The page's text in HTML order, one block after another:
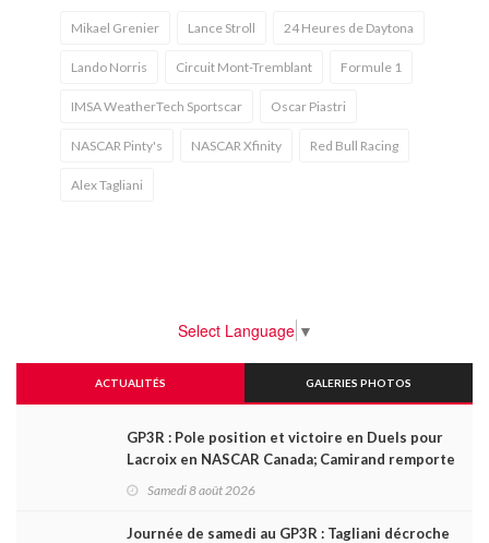
Mikael Grenier Lance Stroll 24 Heures de Daytona
Lando Norris Circuit Mont-Tremblant Formule 1
IMSA WeatherTech Sportscar Oscar Piastri
NASCAR Pinty's NASCAR Xfinity Red Bull Racing
Alex Tagliani
Select Language ▼
ACTUALITÉS GALERIES PHOTOS
GP3R : Pole position et victoire en Duels pour
Lacroix en NASCAR Canada; Camirand remporte
Samedi 8 août 2026
Journée de samedi au GP3R : Tagliani décroche